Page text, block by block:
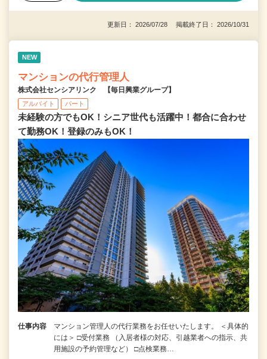
更新日： 2026/07/28 掲載終了日： 2026/10/31
NEW
マンションの代行管理人
株式会社センシアリンク 【毎日興業グループ】
アルバイト パート
未経験の方でもOK！シニア世代も活躍中！都合に合わせ
て勤務OK！登録のみもOK！
仕事内容
マンション管理人の代行業務をお任せいたします。 ＜具体的
には＞ □受付業務 （入居者様の対応、引越業者への指示、共
用施設の予約管理など） □点検業務…